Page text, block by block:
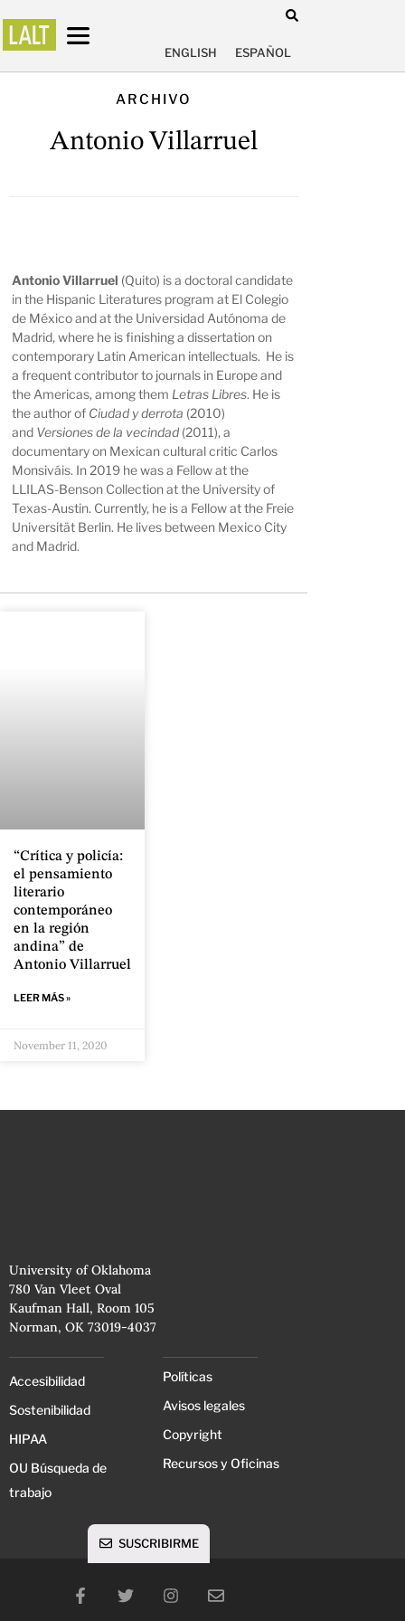
ENGLISH ESPAÑOL
ARCHIVO
Antonio Villarruel
Antonio Villarruel (Quito) is a doctoral candidate
in the Hispanic Literatures program at El Colegio
de México and at the Universidad Autónoma de
Madrid, where he is finishing a dissertation on
contemporary Latin American intellectuals. He is
a frequent contributor to journals in Europe and
the Americas, among them Letras Libres. He is
the author of Ciudad y derrota (2010)
and Versiones de la vecindad (2011), a
documentary on Mexican cultural critic Carlos
Monsiváis. In 2019 he was a Fellow at the
LLILAS-Benson Collection at the University of
Texas-Austin. Currently, he is a Fellow at the Freie
Universität Berlin. He lives between Mexico City
and Madrid.
“Crítica y policía:
el pensamiento
literario
contemporáneo
en la región
andina” de
Antonio Villarruel
LEER MÁS »
November 11, 2020
University of Oklahoma
780 Van Vleet Oval
Kaufman Hall, Room 105
Norman, OK 73019-4037
Accesibilidad
Sostenibilidad
HIPAA
OU Búsqueda de
trabajo
Políticas
Avisos legales
Copyright
Recursos y Oficinas
SUSCRIBIRME